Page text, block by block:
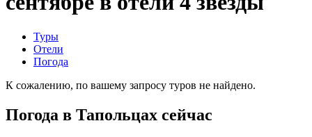
Туры
Отели
Погода
К сожалению, по вашему запросу туров не найдено.
Погода в Тапольцах сейчас